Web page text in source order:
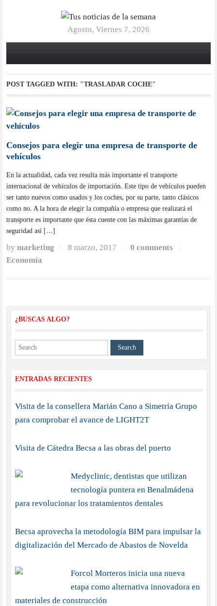
Agosto, Viernes 7, 2026
POST TAGGED WITH: "TRASLADAR COCHE"
Consejos para elegir una empresa de transporte de
vehículos
En la actualidad, cada vez resulta más importante el transporte
internacional de vehículos de importación. Este tipo de vehículos pueden
ser tanto nuevos como usados y los coches, por su parte, tanto clásicos
como no. A la hora de elegir la compañía o empresa que realizará el
transporte es importante que ésta cuente con las máximas garantías de
seguridad así […]
bymarketing · 8 marzo, 2017 · 0 comments ·
Economía
¿BUSCAS ALGO?
ENTRADAS RECIENTES
Visita de la consellera Marián Cano a Simetría Grupo
para comprobar el avance de LIGHT2T
Visita de Cátedra Becsa a las obras del puerto
Medyclinic, dentistas que utilizan
tecnología puntera en Benalmádena
para revolucionar los tratamientos dentales
Becsa aprovecha la metodología BIM para impulsar la
digitalización del Mercado de Abastos de Novelda
Forcol Morteros inicia una nueva
etapa como alternativa innovadora en
materiales de construcción